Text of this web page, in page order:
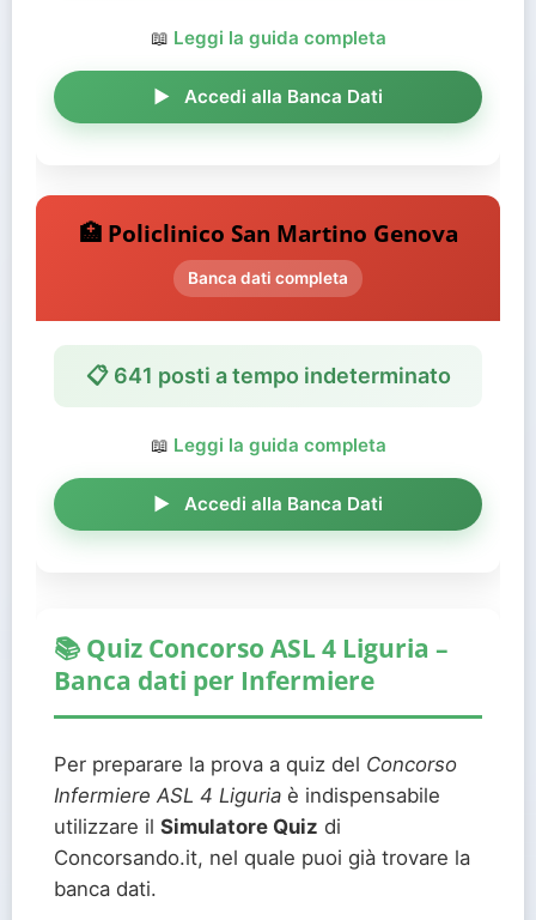
📖 Leggi la guida completa
Accedi alla Banca Dati
🏥 Policlinico San Martino Genova
Banca dati completa
📋 641 posti a tempo indeterminato
📖 Leggi la guida completa
Accedi alla Banca Dati
📚 Quiz Concorso ASL 4 Liguria –
Banca dati per Infermiere
Per preparare la prova a quiz del Concorso
Infermiere ASL 4 Liguria è indispensabile
utilizzare il Simulatore Quiz di
Concorsando.it, nel quale puoi già trovare la
banca dati.